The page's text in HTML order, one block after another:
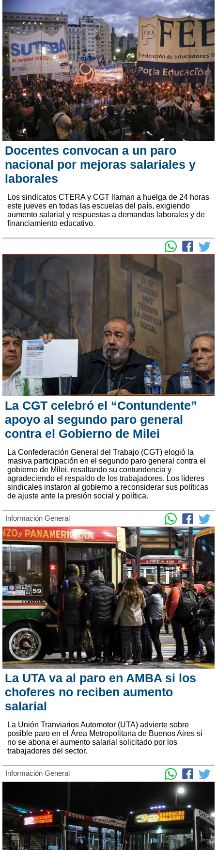
Docentes convocan a un paro
nacional por mejoras salariales y
laborales
Los sindicatos CTERA y CGT llaman a huelga de 24 horas
este jueves en todas las escuelas del país, exigiendo
aumento salarial y respuestas a demandas laborales y de
financiamiento educativo.
La CGT celebró el “Contundente”
apoyo al segundo paro general
contra el Gobierno de Milei
La Confederación General del Trabajo (CGT) elogió la
masiva participación en el segundo paro general contra el
gobierno de Milei, resaltando su contundencia y
agradeciendo el respaldo de los trabajadores. Los líderes
sindicales instaron al gobierno a reconsiderar sus políticas
de ajuste ante la presión social y política.
Información General
La UTA va al paro en AMBA si los
choferes no reciben aumento
salarial
La Unión Tranviarios Automotor (UTA) advierte sobre
posible paro en el Área Metropolitana de Buenos Aires si
no se abona el aumento salarial solicitado por los
trabajadores del sector.
Información General